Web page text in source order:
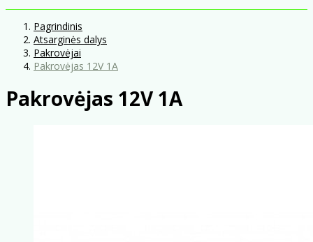
Pagrindinis
Atsarginės dalys
Pakrovėjai
Pakrovėjas 12V 1A
Pakrovėjas 12V 1A